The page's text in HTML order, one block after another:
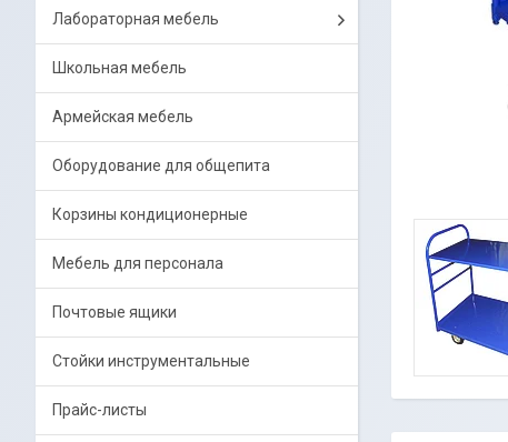
Лабораторная мебель
Школьная мебель
Армейская мебель
Оборудование для общепита
Корзины кондиционерные
Мебель для персонала
Почтовые ящики
Стойки инструментальные
Прайс-листы